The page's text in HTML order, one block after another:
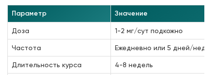
Параметр Значение
Доза 1-2 мг/сут подкожно
Частота Ежедневно или 5 дней/нед
Длительность курса 4-8 недель